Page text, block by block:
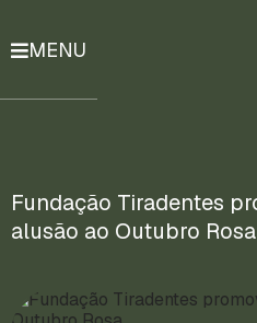
Currículo
MENU
Fundação Tiradentes
alusão ao Outubro Rosa